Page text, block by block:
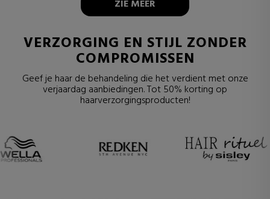
ZIE MEER
VERZORGING EN STIJL ZONDER
COMPROMISSEN
Geef je haar de behandeling die het verdient met onze
verjaardag aanbiedingen. Tot 50% korting op
haarverzorgingsproducten!